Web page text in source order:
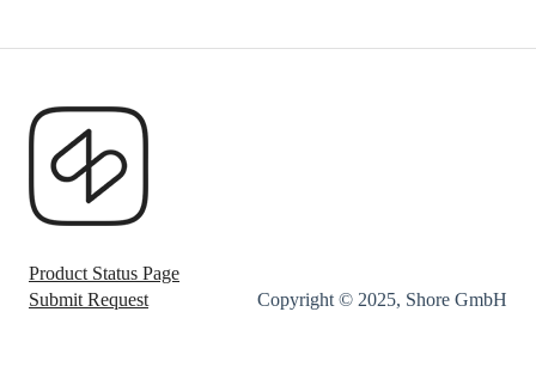
Product Status Page
Submit Request
Copyright © 2025, Shore GmbH